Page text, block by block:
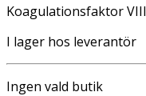
Koagulationsfaktor VIII
I lager hos leverantör
Ingen vald butik